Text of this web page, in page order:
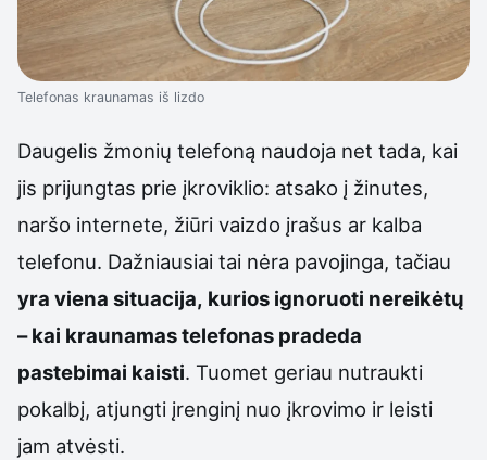
Telefonas kraunamas iš lizdo
Daugelis žmonių telefoną naudoja net tada, kai
jis prijungtas prie įkroviklio: atsako į žinutes,
naršo internete, žiūri vaizdo įrašus ar kalba
telefonu. Dažniausiai tai nėra pavojinga, tačiau
yra viena situacija, kurios ignoruoti nereikėtų
– kai kraunamas telefonas pradeda
pastebimai kaisti. Tuomet geriau nutraukti
pokalbį, atjungti įrenginį nuo įkrovimo ir leisti
jam atvėsti.